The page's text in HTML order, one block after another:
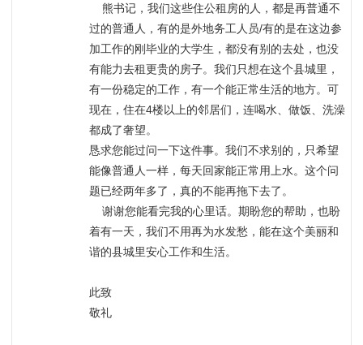
    熊书记，我们这些住公租房的人，都是再普通不
过的普通人，有的是外地务工人员/有的是在这边参
加工作的刚毕业的大学生，都没有别的去处，也没
有能力去租更贵的房子。我们只想在这个县城里，
有一份稳定的工作，有一个能正常生活的地方。可
现在，住在4楼以上的邻居们，连喝水、做饭、洗澡
都成了奢望。
恳求您能过问一下这件事。我们不求别的，只希望
能像普通人一样，每天回家能正常用上水。这个问
题已经两年多了，真的不能再拖下去了。
    谢谢您能看完我的心里话。期盼您的帮助，也盼
着有一天，我们不用再为水发愁，能在这个美丽和
谐的县城里安心工作和生活。
此致
敬礼